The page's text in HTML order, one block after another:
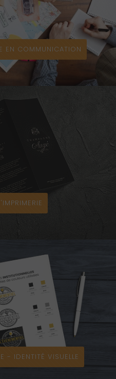
EN COMMUNICATION
- IDENTITÉ VISUELLE